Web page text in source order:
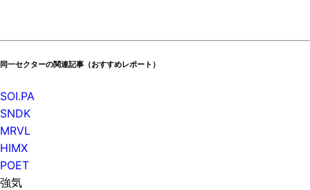
同一セクターの関連記事（おすすめレポート）
SOI.PA
SNDK
MRVL
HIMX
POET
強気